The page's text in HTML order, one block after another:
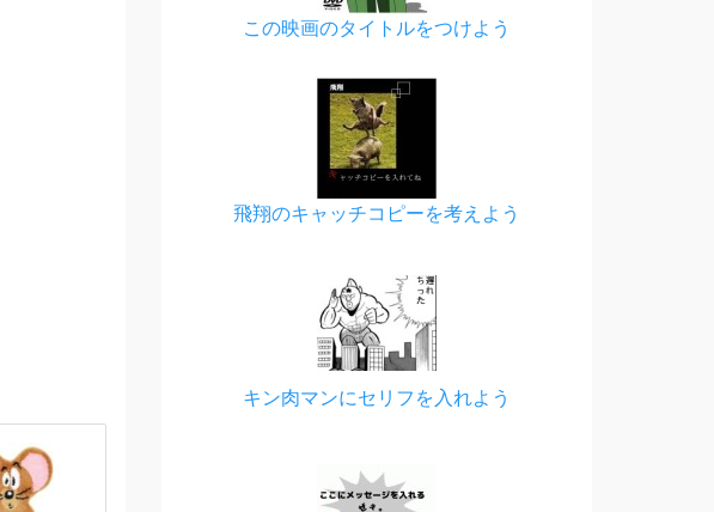
この映画のタイトルをつけよう
飛翔のキャッチコピーを考えよう
キン肉マンにセリフを入れよう